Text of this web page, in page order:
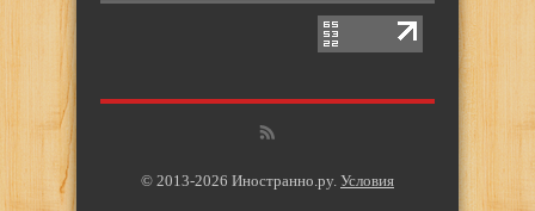
© 2013-2026 Иностранно.ру. Условия